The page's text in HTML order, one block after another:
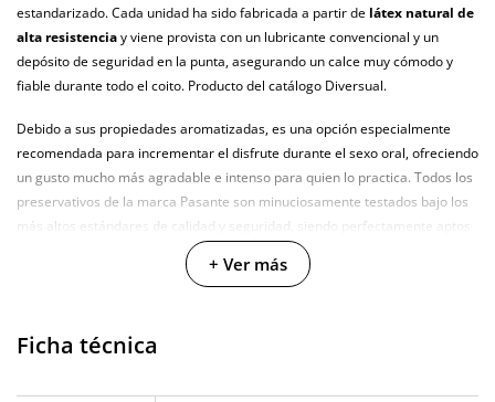
estandarizado. Cada unidad ha sido fabricada a partir de látex natural de
alta resistenciay viene provista con un lubricante convencional y un
depósito de seguridad en la punta, asegurando un calce muy cómodo y
fiable durante todo el coito. Producto del catálogo Diversual.
Debido a sus propiedades aromatizadas, es una opción especialmente
recomendada para incrementar el disfrute durante el sexo oral, ofreciendo
un gusto mucho más agradable e intenso para quien lo practica. Todos los
preservativos de la marca Pasante son minuciosamente testados bajo los
más altos estándares de calidad y seguridad, siendo perfectamente aptos
para el sexo vaginal, anal y oral...
Sabor: fresa con aroma dulce.
+ Ver más
Ficha técnica